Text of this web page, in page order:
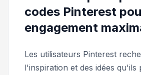
codes Pinterest
engagement
Les utilisateurs Pinterest
l'inspiration et des idées qu'ils